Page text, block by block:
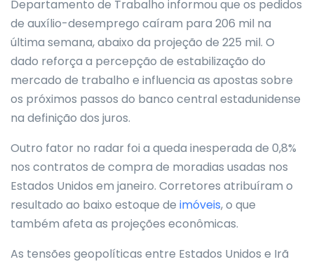
Departamento de Trabalho informou que os pedidos
de auxílio-desemprego caíram para 206 mil na
última semana, abaixo da projeção de 225 mil. O
dado reforça a percepção de estabilização do
mercado de trabalho e influencia as apostas sobre
os próximos passos do banco central estadunidense
na definição dos juros.
Outro fator no radar foi a queda inesperada de 0,8%
nos contratos de compra de moradias usadas nos
Estados Unidos em janeiro. Corretores atribuíram o
resultado ao baixo estoque de imóveis, o que
também afeta as projeções econômicas.
As tensões geopolíticas entre Estados Unidos e Irã